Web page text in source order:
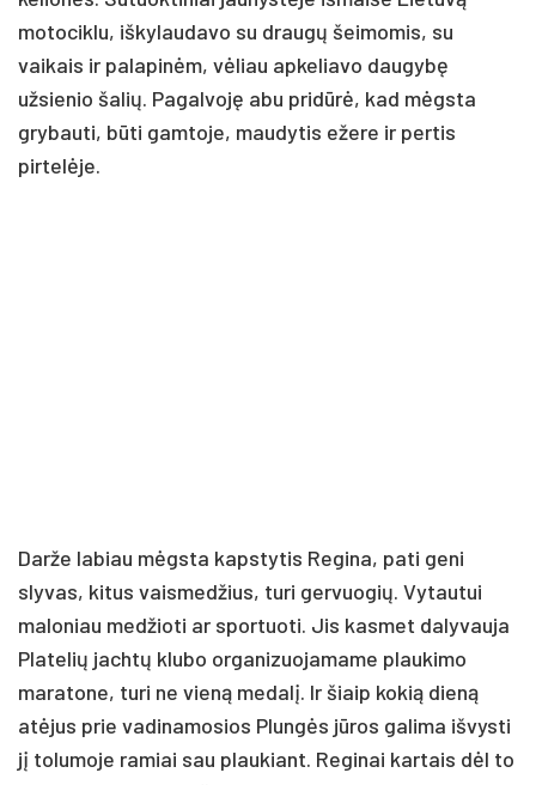
motociklu, iškylaudavo su draugų šeimomis, su
vaikais ir palapinėm, vėliau apkeliavo daugybę
užsienio šalių. Pagalvoję abu pridūrė, kad mėgsta
grybauti, būti gamtoje, maudytis ežere ir pertis
pirtelėje.
Darže labiau mėgsta kapstytis Regina, pati geni
slyvas, kitus vaismedžius, turi gervuogių. Vytautui
maloniau medžioti ar sportuoti. Jis kasmet dalyvauja
Platelių jachtų klubo organizuojamame plaukimo
maratone, turi ne vieną medalį. Ir šiaip kokią dieną
atėjus prie vadinamosios Plungės jūros galima išvysti
jį tolumoje ramiai sau plaukiant. Reginai kartais dėl to